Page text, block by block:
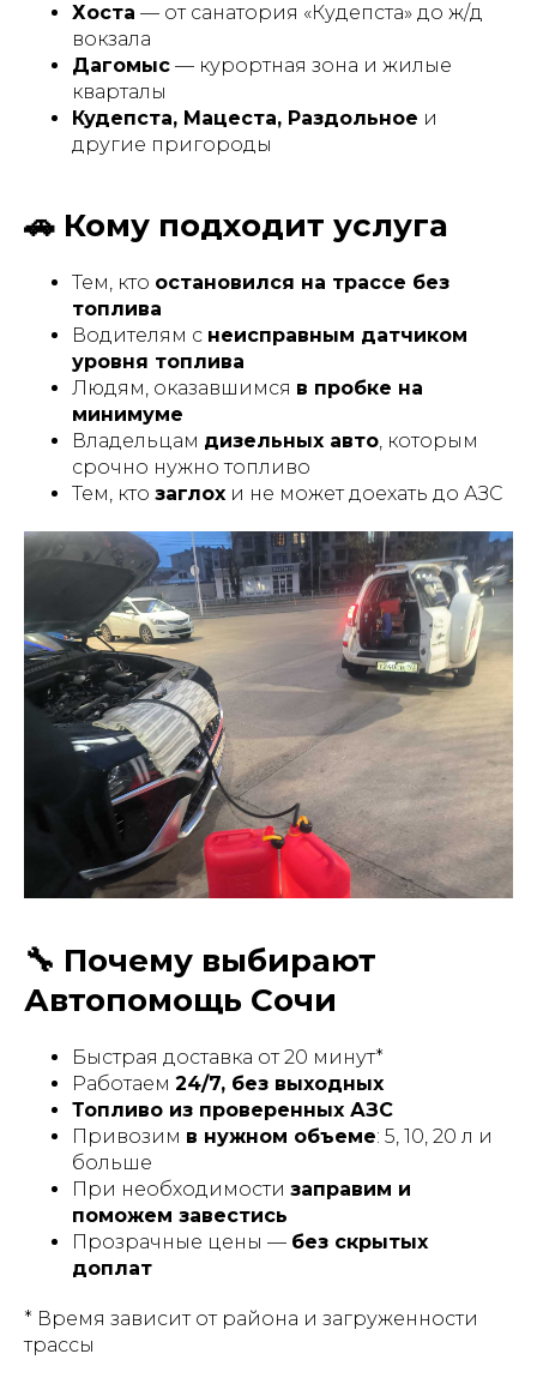
Хоста — от санатория «Кудепста» до ж/д
вокзала
Дагомыс — курортная зона и жилые
кварталы
Кудепста, Мацеста, Раздольное и
другие пригороды
🚗 Кому подходит услуга
Тем, кто остановился на трассе без
топлива
Водителям с неисправным датчиком
уровня топлива
Людям, оказавшимся в пробке на
минимуме
Владельцам дизельных авто, которым
срочно нужно топливо
Тем, кто заглох и не может доехать до АЗС
🔧 Почему выбирают
Автопомощь Сочи
Быстрая доставка от 20 минут*
Работаем 24/7, без выходных
Топливо из проверенных АЗС
Привозим в нужном объеме: 5, 10, 20 л и
больше
При необходимости заправим и
поможем завестись
Прозрачные цены — без скрытых
доплат
* Время зависит от района и загруженности
трассы